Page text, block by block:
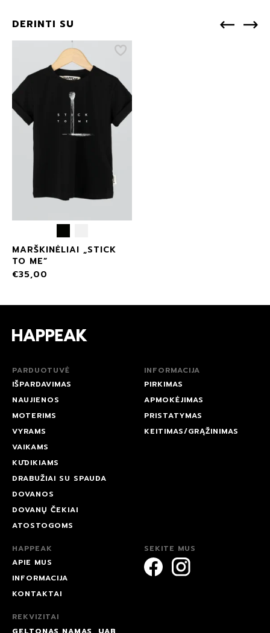
DERINTI SU
MARŠKINĖLIAI „STICK
TO ME”
€35,00
PARDUOTUVĖ
IŠPARDAVIMAS
NAUJIENOS
MOTERIMS
VYRAMS
VAIKAMS
KŪDIKIAMS
DRABUŽIAI SU SPAUDA
DOVANOS
DOVANŲ ČEKIAI
ATOSTOGOMS
INFORMACIJA
PIRKIMAS
APMOKĖJIMAS
PRISTATYMAS
KEITIMAS/GRĄŽINIMAS
HAPPEAK
APIE MUS
INFORMACIJA
KONTAKTAI
SEKITE MUS
REKVIZITAI